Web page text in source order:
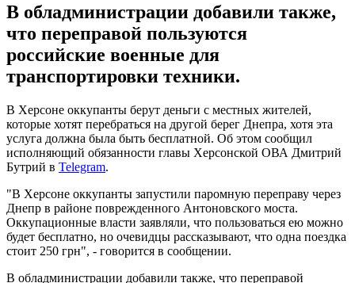
В обладминистрации добавили также,
что переправой пользуются
российские военные для
транспортировки техники.
В Херсоне оккупанты берут деньги с местных жителей,
которые хотят перебраться на другой берег Днепра, хотя эта
услуга должна была быть бесплатной. Об этом сообщил
исполняющий обязанности главы Херсонской ОВА Дмитрий
Бутрий в Telegram.
"В Херсоне оккупанты запустили паромную переправу через
Днепр в районе поврежденного Антоновского моста.
Оккупационные власти заявляли, что пользоваться ею можно
будет бесплатно, но очевидцы рассказывают, что одна поездка
стоит 250 грн", - говорится в сообщении.
В обладминистрации добавили также, что переправой